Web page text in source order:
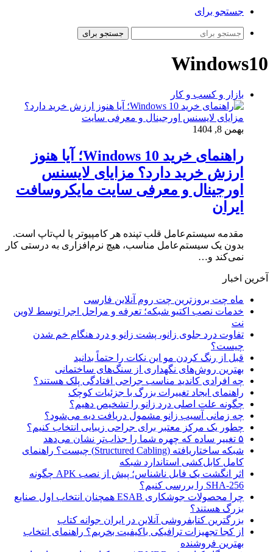
جستجو برای
جستجو برای
Windows10
بازار و کسب و کار
بهمن 8, 1404
راهنمای خرید Windows 10؛ آیا هنوز
ارزش خرید دارد؟ مزایای لایسنس
اورجینال و معرفی سایت مایکروسافت
ایران
مقدمه سیستم‌عامل قلب تپنده هر کامپیوتر یا لپ‌تاپ است.
بدون یک سیستم‌عامل مناسب، هیچ نرم‌افزاری به درستی کار
نمی‌کند و…
آخرین اخبار
ماه چت بروزترین چت روم آنلاین فارسی
خدمات نصب اکتیو شبکه؛ تعرفه و مراحل اجرا توسط لاوین
نت
تفاوت درد جلوی زانو، پشت زانو و درد هنگام خم شدن
چیست؟
قبل از رنگ کردن مو این نکات را حتماً بدانید
بهترین روش‌های نگهداری از سنگ‌های ساختمانی
چه افرادی کاندید مناسب جراحی افتادگی پلک هستند؟
راهنمای ایجاد تغییرات بزرگ با جزئیات کوچک
چگونه علت اصلی درد زانو را تشخیص دهیم؟
چه زمانی آسیب زانو مشمول دریافت دیه می‌شود؟
چطور یک مرکز معتبر برای جراحی زیبایی انتخاب کنیم؟
۵ تغییر ساده که چهره شما را جذاب‌تر نشان می‌دهد
شبکه ساختاریافته (Structured Cabling) چیست؟ راهنمای
کامل کابل‌کشی استاندارد شبکه
اثر انگشت یک فایل ناشناس؛ پیش از نصب APK چگونه
SHA-256 را بررسی کنیم؟
چرا محصولات جوشکاری ESAB همچنان انتخاب اول صنایع
بزرگ هستند؟
بزرگترین کتابفروشی آنلاین در ایران جوانه کتاب
از کجا تجهیزات ترافیکی باکیفیت بخریم؟ راهنمای انتخاب
بهترین فروشنده